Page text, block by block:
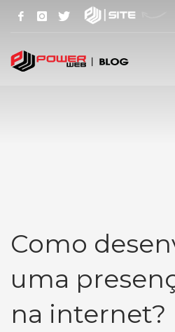
Como
uma
na internet?